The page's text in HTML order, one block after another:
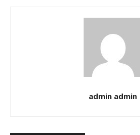
admin admin